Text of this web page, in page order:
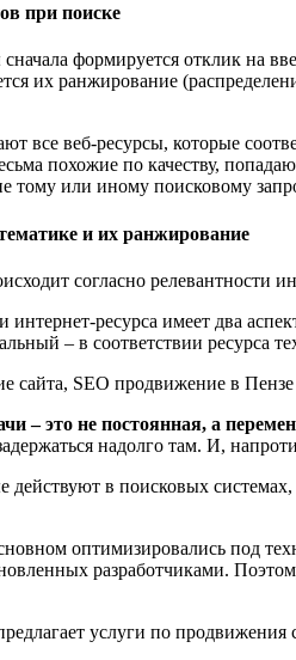
при поиске
формируется отклик на
их ранжирование
все веб-ресурсы, которые
похожие по качеству,
тому или иному поисковому
и их ранжирование
согласно релевантности
интернет-ресурса имеет два
– в соответствии ресурса
– это не постоянная, а
надолго там. И,
в поисковых
оптимизировались под
разработчиками.